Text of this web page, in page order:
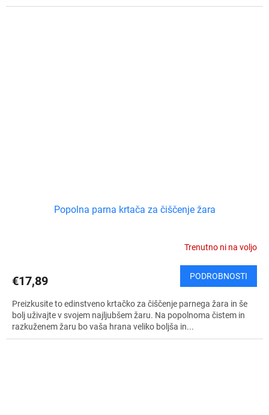
Popolna parna krtača za čiščenje žara
Trenutno ni na voljo
€17,89 PODROBNOSTI
Preizkusite to edinstveno krtačko za čiščenje parnega žara in še
bolj uživajte v svojem najljubšem žaru. Na popolnoma čistem in
razkuženem žaru bo vaša hrana veliko boljša in...